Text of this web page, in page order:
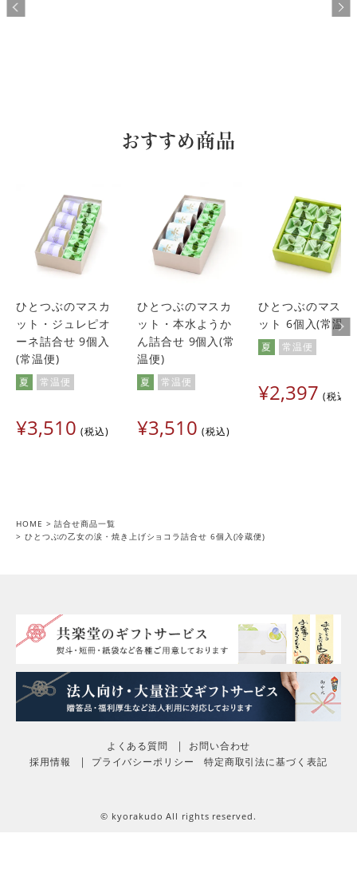
おすすめ商品
ひとつぶのマスカ
ット・ジュレピオ
ーネ詰合せ 9個入
(常温便)
夏 常温便
¥3,510 税込
ひとつぶのマスカ
ット・本水ようか
ん詰合せ 9個入(常
温便)
夏 常温便
¥3,510 税込
ひとつぶのマスカ
ット 6個入(常温
夏 常温便
¥2,397 税込
HOME
詰合せ商品一覧
ひとつぶの乙女の涙・焼き上げショコラ詰合せ 6個入(冷蔵便)
よくある質問
お問い合わせ
採用情報
プライバシーポリシー 特定商取引法に基づく表記
© kyorakudo All rights reserved.